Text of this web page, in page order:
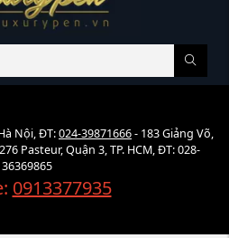
Nội, ĐT:024-39871666- 183 Giảng Võ,
Pasteur, Quận 3, TP. HCM, ĐT: 028-
36369865
0913377935